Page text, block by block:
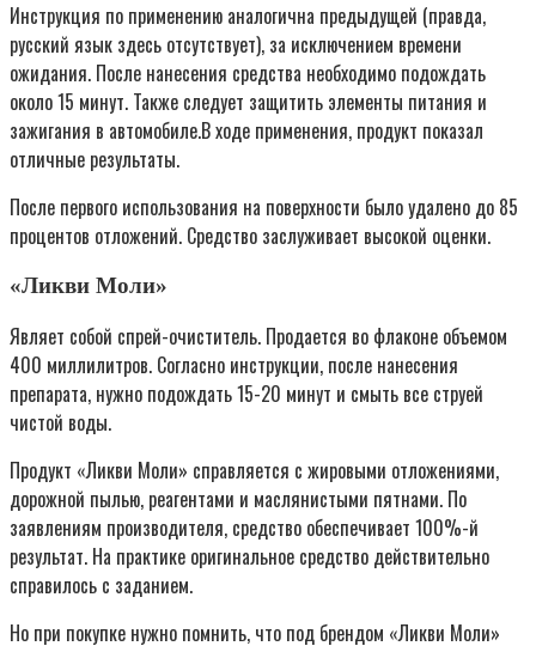
Инструкция по применению аналогична предыдущей (правда,
русский язык здесь отсутствует), за исключением времени
ожидания. После нанесения средства необходимо подождать
около 15 минут. Также следует защитить элементы питания и
зажигания в автомобиле.В ходе применения, продукт показал
отличные результаты.
После первого использования на поверхности было удалено до 85
процентов отложений. Средство заслуживает высокой оценки.
«Ликви Моли»
Являет собой спрей-очиститель. Продается во флаконе объемом
400 миллилитров. Согласно инструкции, после нанесения
препарата, нужно подождать 15-20 минут и смыть все струей
чистой воды.
Продукт «Ликви Моли» справляется с жировыми отложениями,
дорожной пылью, реагентами и маслянистыми пятнами. По
заявлениям производителя, средство обеспечивает 100%-й
результат. На практике оригинальное средство действительно
справилось с заданием.
Но при покупке нужно помнить, что под брендом «Ликви Моли»